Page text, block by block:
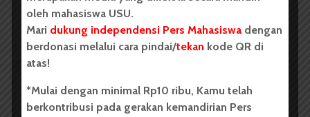
Redaksi 2 menit waktu baca
BERITA KAMPUS
oleh mahasiswa USU.
Mari dukung independensi Pers Mahasiswa dengan
berdonasi melalui cara pindai/tekan kode QR di
atas!
*Mulai dengan minimal Rp10 ribu, Kamu telah
berkontribusi pada gerakan kemandirian Pers